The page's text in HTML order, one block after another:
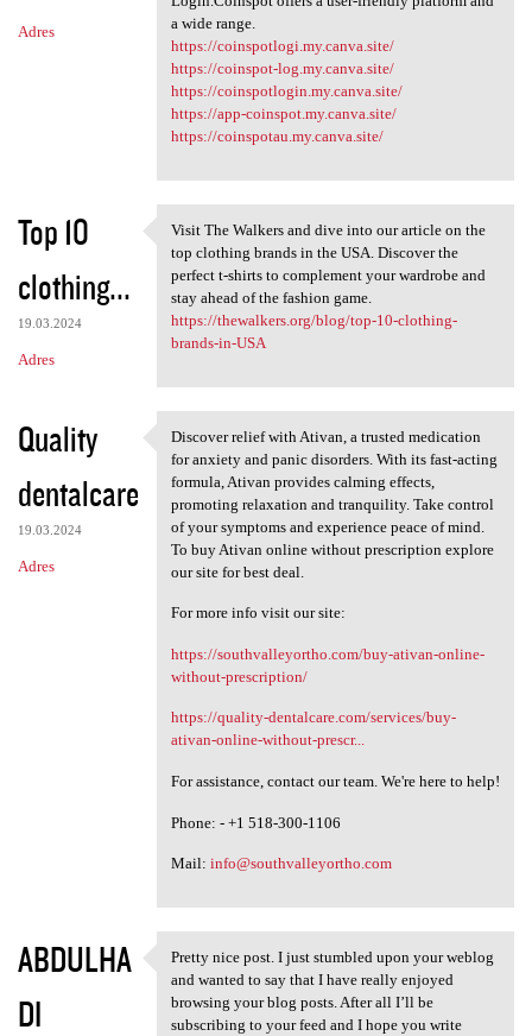
Adres
a wide range.
https://coinspotlogi.my.canva.site/
https://coinspot-log.my.canva.site/
https://coinspotlogin.my.canva.site/
https://app-coinspot.my.canva.site/
https://coinspotau.my.canva.site/
Top 10
clothing...
19.03.2024
Adres
Visit The Walkers and dive
Visit The Walkers and dive into our article on the
top clothing brands in the USA. Discover the
perfect t-shirts to complement your wardrobe and
stay ahead of the fashion game.
https://thewalkers.org/blog/top-10-clothing-
brands-in-USA
Quality
dentalcare
19.03.2024
Adres
Discover relief with Ativan,
Discover relief with Ativan, a trusted medication
for anxiety and panic disorders. With its fast-acting
formula, Ativan provides calming effects,
promoting relaxation and tranquility. Take control
of your symptoms and experience peace of mind.
To buy Ativan online without prescription explore
our site for best deal.
For more info visit our site:
https://southvalleyortho.com/buy-ativan-online-
without-prescription/
https://quality-dentalcare.com/services/buy-
ativan-online-without-prescr...
For assistance, contact our team. We're here to help!
Phone: - +1 518-300-1106
Mail: info@southvalleyortho.com
ABDULHA
DI
Pretty nice post. I just
Pretty nice post. I just stumbled upon your weblog
and wanted to say that I have really enjoyed
browsing your blog posts. After all I’ll be
subscribing to your feed and I hope you write